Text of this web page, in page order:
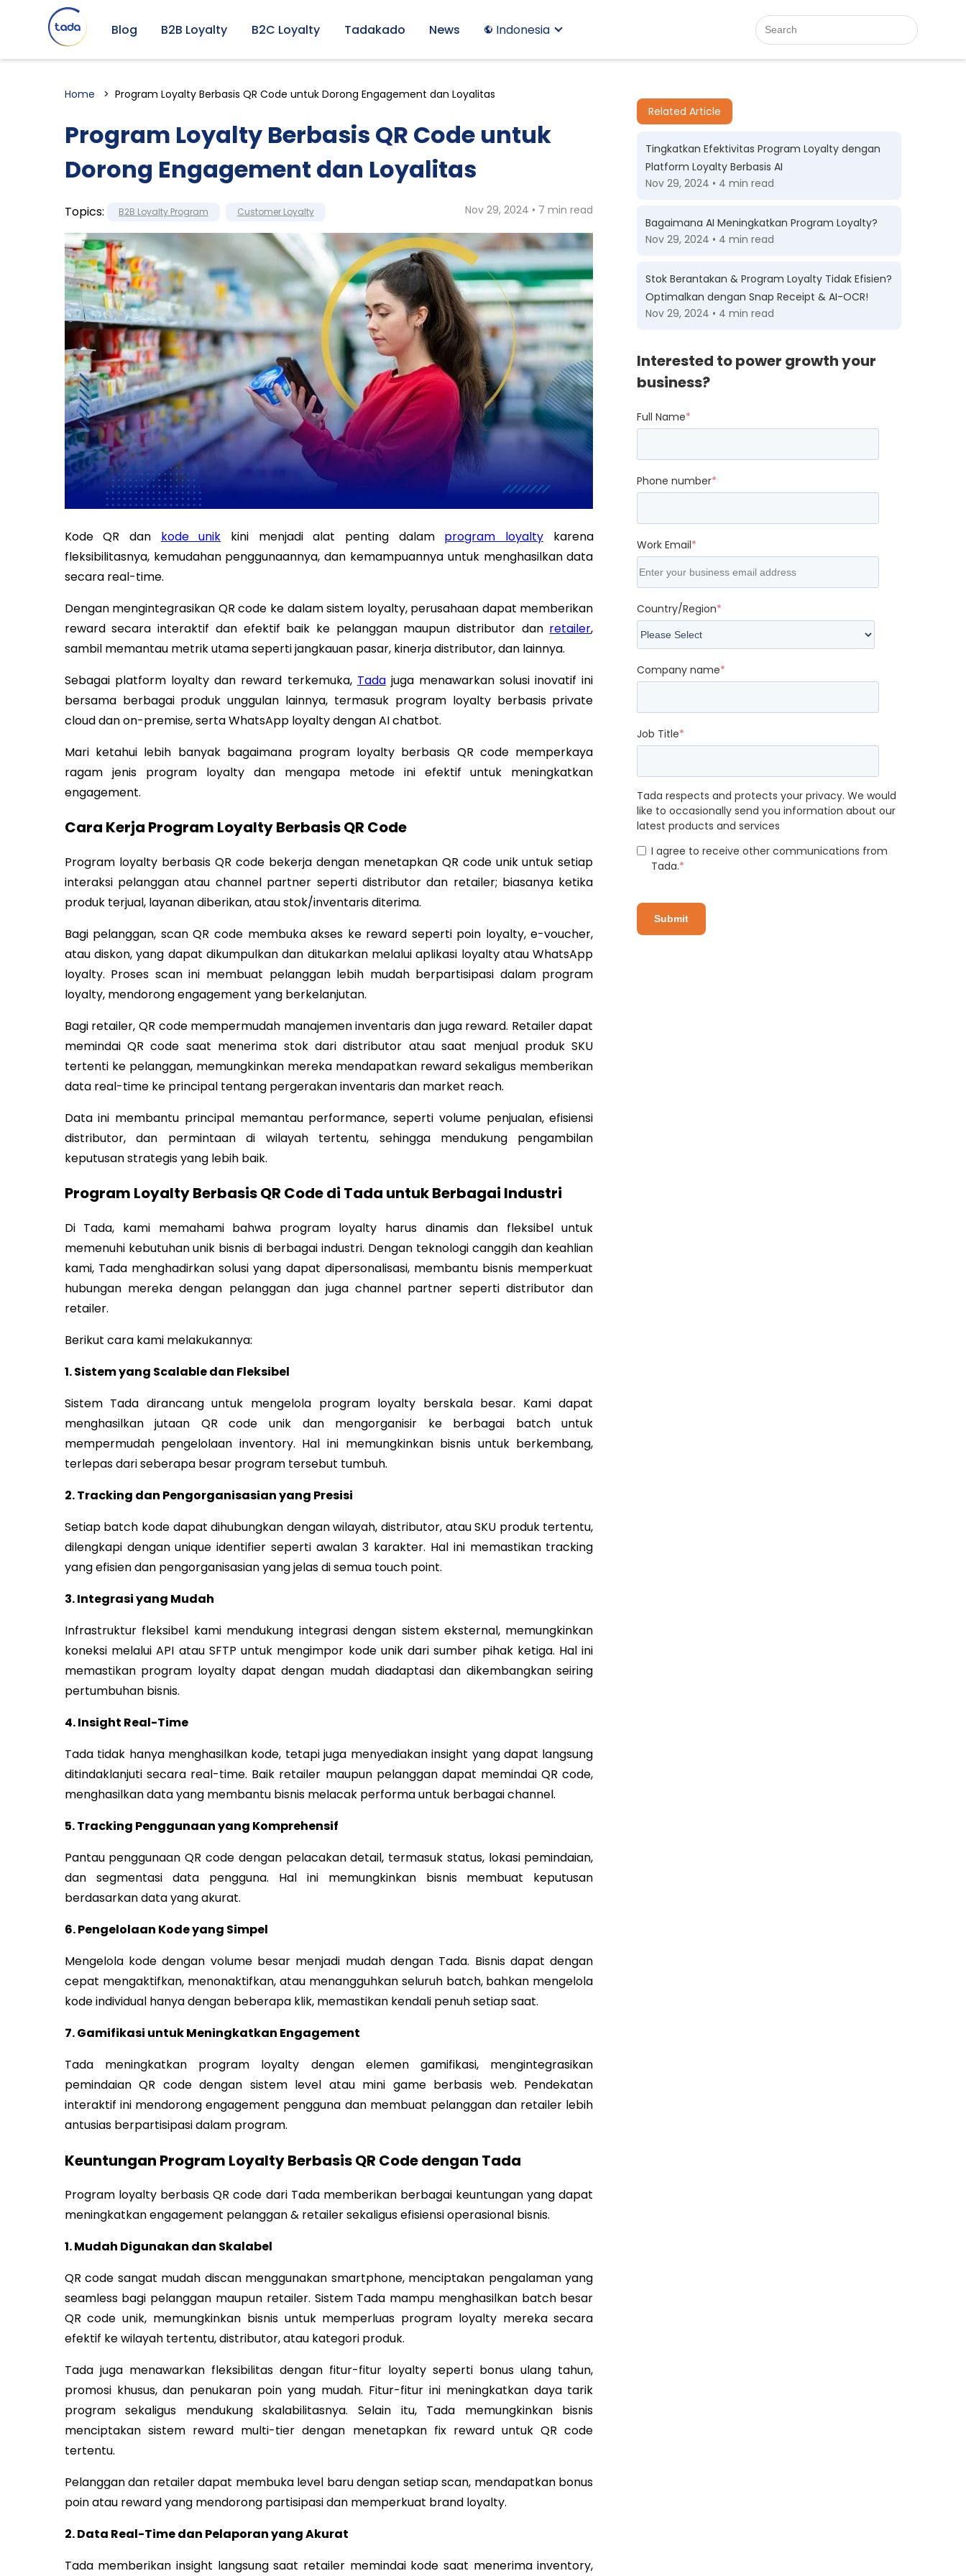
Blog B2B Loyalty B2C Loyalty Tadakado News Indonesia
Home Program Loyalty Berbasis QR Code untuk Dorong Engagement dan Loyalitas
Program Loyalty Berbasis QR Code untuk
Dorong Engagement dan Loyalitas
Topics: B2B Loyalty Program Customer Loyalty Nov 29, 2024 • 7 min read
Kode QR dan kode unik kini menjadi alat penting dalam program loyaltykarena
fleksibilitasnya, kemudahan penggunaannya, dan kemampuannya untuk menghasilkan data
secara real-time.
Dengan mengintegrasikan QR code ke dalam sistem loyalty, perusahaan dapat memberikan
reward secara interaktif dan efektif baik ke pelanggan maupun distributor dan retailer,
sambil memantau metrik utama seperti jangkauan pasar, kinerja distributor, dan lainnya.
Sebagai platform loyalty dan reward terkemuka, Tadajuga menawarkan solusi inovatif ini
bersama berbagai produk unggulan lainnya, termasuk program loyalty berbasis private
cloud dan on-premise, serta WhatsApp loyalty dengan AI chatbot.
Mari ketahui lebih banyak bagaimana program loyalty berbasis QR code memperkaya
ragam jenis program loyalty dan mengapa metode ini efektif untuk meningkatkan
engagement.
Cara Kerja Program Loyalty Berbasis QR Code
Program loyalty berbasis QR code bekerja dengan menetapkan QR code unik untuk setiap
interaksi pelanggan atau channel partner seperti distributor dan retailer; biasanya ketika
produk terjual, layanan diberikan, atau stok/inventaris diterima.
Bagi pelanggan, scan QR code membuka akses ke reward seperti poin loyalty, e-voucher,
atau diskon, yang dapat dikumpulkan dan ditukarkan melalui aplikasi loyalty atau WhatsApp
loyalty. Proses scan ini membuat pelanggan lebih mudah berpartisipasi dalam program
loyalty, mendorong engagement yang berkelanjutan.
Bagi retailer, QR code mempermudah manajemen inventaris dan juga reward. Retailer dapat
memindai QR code saat menerima stok dari distributor atau saat menjual produk SKU
tertenti ke pelanggan, memungkinkan mereka mendapatkan reward sekaligus memberikan
data real-time ke principal tentang pergerakan inventaris dan market reach.
Data ini membantu principal memantau performance, seperti volume penjualan, efisiensi
distributor, dan permintaan di wilayah tertentu, sehingga mendukung pengambilan
keputusan strategis yang lebih baik.
Program Loyalty Berbasis QR Code di Tada untuk Berbagai Industri
Di Tada, kami memahami bahwa program loyalty harus dinamis dan fleksibel untuk
memenuhi kebutuhan unik bisnis di berbagai industri. Dengan teknologi canggih dan keahlian
kami, Tada menghadirkan solusi yang dapat dipersonalisasi, membantu bisnis memperkuat
hubungan mereka dengan pelanggan dan juga channel partner seperti distributor dan
retailer.
Berikut cara kami melakukannya:
1. Sistem yang Scalable dan Fleksibel
Sistem Tada dirancang untuk mengelola program loyalty berskala besar. Kami dapat
menghasilkan jutaan QR code unik dan mengorganisir ke berbagai batch untuk
mempermudah pengelolaan inventory. Hal ini memungkinkan bisnis untuk berkembang,
terlepas dari seberapa besar program tersebut tumbuh.
2. Tracking dan Pengorganisasian yang Presisi
Setiap batch kode dapat dihubungkan dengan wilayah, distributor, atau SKU produk tertentu,
dilengkapi dengan unique identifier seperti awalan 3 karakter. Hal ini memastikan tracking
yang efisien dan pengorganisasian yang jelas di semua touch point.
3. Integrasi yang Mudah
Infrastruktur fleksibel kami mendukung integrasi dengan sistem eksternal, memungkinkan
koneksi melalui API atau SFTP untuk mengimpor kode unik dari sumber pihak ketiga. Hal ini
memastikan program loyalty dapat dengan mudah diadaptasi dan dikembangkan seiring
pertumbuhan bisnis.
4. Insight Real-Time
Tada tidak hanya menghasilkan kode, tetapi juga menyediakan insight yang dapat langsung
ditindaklanjuti secara real-time. Baik retailer maupun pelanggan dapat memindai QR code,
menghasilkan data yang membantu bisnis melacak performa untuk berbagai channel.
5. Tracking Penggunaan yang Komprehensif
Pantau penggunaan QR code dengan pelacakan detail, termasuk status, lokasi pemindaian,
dan segmentasi data pengguna. Hal ini memungkinkan bisnis membuat keputusan
berdasarkan data yang akurat.
6. Pengelolaan Kode yang Simpel
Mengelola kode dengan volume besar menjadi mudah dengan Tada. Bisnis dapat dengan
cepat mengaktifkan, menonaktifkan, atau menangguhkan seluruh batch, bahkan mengelola
kode individual hanya dengan beberapa klik, memastikan kendali penuh setiap saat.
7. Gamifikasi untuk Meningkatkan Engagement
Tada meningkatkan program loyalty dengan elemen gamifikasi, mengintegrasikan
pemindaian QR code dengan sistem level atau mini game berbasis web. Pendekatan
interaktif ini mendorong engagement pengguna dan membuat pelanggan dan retailer lebih
antusias berpartisipasi dalam program.
Keuntungan Program Loyalty Berbasis QR Code dengan Tada
Program loyalty berbasis QR code dari Tada memberikan berbagai keuntungan yang dapat
meningkatkan engagement pelanggan & retailer sekaligus efisiensi operasional bisnis.
1. Mudah Digunakan dan Skalabel
QR code sangat mudah discan menggunakan smartphone, menciptakan pengalaman yang
seamless bagi pelanggan maupun retailer. Sistem Tada mampu menghasilkan batch besar
QR code unik, memungkinkan bisnis untuk memperluas program loyalty mereka secara
efektif ke wilayah tertentu, distributor, atau kategori produk.
Tada juga menawarkan fleksibilitas dengan fitur-fitur loyalty seperti bonus ulang tahun,
promosi khusus, dan penukaran poin yang mudah. Fitur-fitur ini meningkatkan daya tarik
program sekaligus mendukung skalabilitasnya. Selain itu, Tada memungkinkan bisnis
menciptakan sistem reward multi-tier dengan menetapkan fix reward untuk QR code
tertentu.
Pelanggan dan retailer dapat membuka level baru dengan setiap scan, mendapatkan bonus
poin atau reward yang mendorong partisipasi dan memperkuat brand loyalty.
2. Data Real-Time dan Pelaporan yang Akurat
Tada memberikan insight langsung saat retailer memindai kode saat menerima inventory,
Related Article
Tingkatkan Efektivitas Program Loyalty dengan
Platform Loyalty Berbasis AI
Nov 29, 2024 • 4 min read
Bagaimana AI Meningkatkan Program Loyalty?
Nov 29, 2024 • 4 min read
Stok Berantakan & Program Loyalty Tidak Efisien?
Optimalkan dengan Snap Receipt & AI-OCR!
Nov 29, 2024 • 4 min read
Interested to power growth your
business?
Full Name*
Phone number*
Work Email*
Country/Region*
Company name*
Job Title*
Tada respects and protects your privacy. We would
like to occasionally send you information about our
latest products and services
I agree to receive other communications from
Tada.*